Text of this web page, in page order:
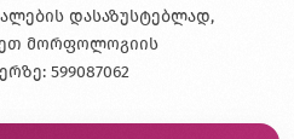
დასაზუსტებლად,
მორფოლოგიის
599087062